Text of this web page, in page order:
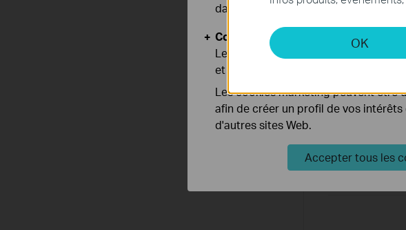
Que puis-je
Que puis-je
FAQ sur les
OK
dans vos systèmes.
Cookies d'analyse et marketing
Les cookies d'analyse nous
et ajuster les fonctionnalités de notre
Les cookies marketing peuvent être
afin de créer un profil de vos
d'autres sites Web.
Accepter tous les